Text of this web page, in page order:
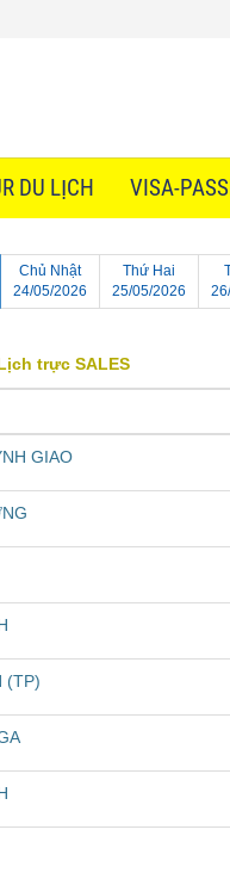
DU LỊCH VISA-
Chủ Nhật
24/05/2026
Thứ Hai
25/05/2026
trực SALES
GIAO
(TP)